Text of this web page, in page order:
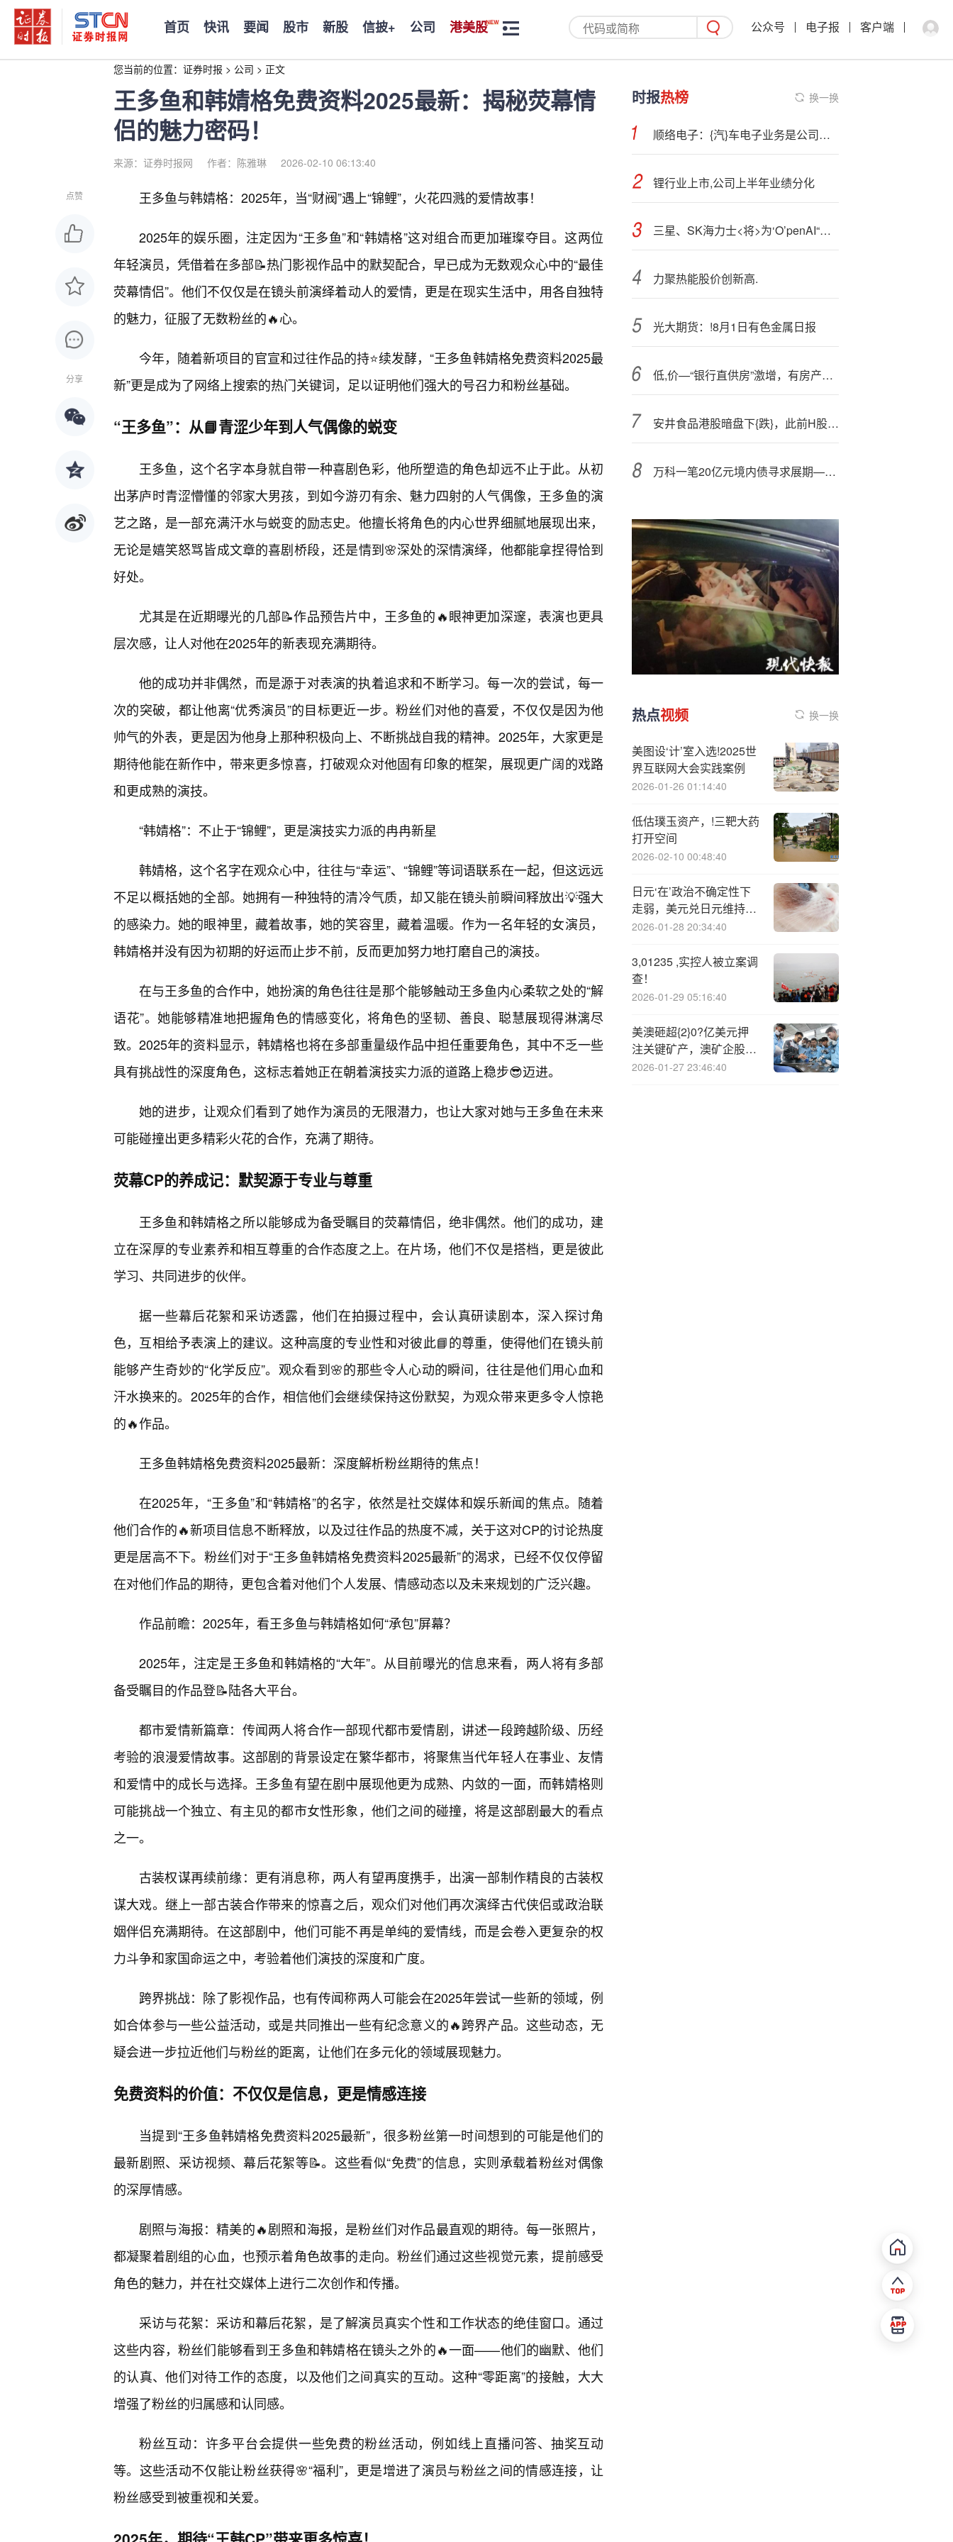
首页 快讯 要闻 股市 新股 信披+ 公司 港美股 公众号 电子报 客户端
您当前的位置： 证券时报 > 公司 > 正文
王多鱼和韩婧格免费资料2025最新：揭秘荧幕情
侣的魅力密码！
来源：证券时报网 作者：陈雅琳 2026-02-10 06:13:40
点赞
分享
王多鱼与韩婧格：2025年，当“财阀”遇上“锦鲤”，火花四溅的爱情故事！
2025年的娱乐圈，注定因为“王多鱼”和“韩婧格”这对组合而更加璀璨夺目。这两位
年轻演员，凭借着在多部📝热门影视作品中的默契配合，早已成为无数观众心中的“最佳
荧幕情侣”。他们不仅仅是在镜头前演绎着动人的爱情，更是在现实生活中，用各自独特
的魅力，征服了无数粉丝的🔥心。
今年，随着新项目的官宣和过往作品的持⭐续发酵，“王多鱼韩婧格免费资料2025最
新”更是成为了网络上搜索的热门关键词，足以证明他们强大的号召力和粉丝基础。
“王多鱼”：从📘青涩少年到人气偶像的蜕变
王多鱼，这个名字本身就自带一种喜剧色彩，他所塑造的角色却远不止于此。从初
出茅庐时青涩懵懂的邻家大男孩，到如今游刃有余、魅力四射的人气偶像，王多鱼的演
艺之路，是一部充满汗水与蜕变的励志史。他擅长将角色的内心世界细腻地展现出来，
无论是嬉笑怒骂皆成文章的喜剧桥段，还是情到🌸深处的深情演绎，他都能拿捏得恰到
好处。
尤其是在近期曝光的几部📝作品预告片中，王多鱼的🔥眼神更加深邃，表演也更具
层次感，让人对他在2025年的新表现充满期待。
他的成功并非偶然，而是源于对表演的执着追求和不断学习。每一次的尝试，每一
次的突破，都让他离“优秀演员”的目标更近一步。粉丝们对他的喜爱，不仅仅是因为他
帅气的外表，更是因为他身上那种积极向上、不断挑战自我的精神。2025年，大家更是
期待他能在新作中，带来更多惊喜，打破观众对他固有印象的框架，展现更广阔的戏路
和更成熟的演技。
“韩婧格”：不止于“锦鲤”，更是演技实力派的冉冉新星
韩婧格，这个名字在观众心中，往往与“幸运”、“锦鲤”等词语联系在一起，但这远远
不足以概括她的全部。她拥有一种独特的清冷气质，却又能在镜头前瞬间释放出💡强大
的感染力。她的眼神里，藏着故事，她的笑容里，藏着温暖。作为一名年轻的女演员，
韩婧格并没有因为初期的好运而止步不前，反而更加努力地打磨自己的演技。
在与王多鱼的合作中，她扮演的角色往往是那个能够触动王多鱼内心柔软之处的“解
语花”。她能够精准地把握角色的情感变化，将角色的坚韧、善良、聪慧展现得淋漓尽
致。2025年的资料显示，韩婧格也将在多部重量级作品中担任重要角色，其中不乏一些
具有挑战性的深度角色，这标志着她正在朝着演技实力派的道路上稳步😎迈进。
她的进步，让观众们看到了她作为演员的无限潜力，也让大家对她与王多鱼在未来
可能碰撞出更多精彩火花的合作，充满了期待。
荧幕CP的养成记：默契源于专业与尊重
王多鱼和韩婧格之所以能够成为备受瞩目的荧幕情侣，绝非偶然。他们的成功，建
立在深厚的专业素养和相互尊重的合作态度之上。在片场，他们不仅是搭档，更是彼此
学习、共同进步的伙伴。
据一些幕后花絮和采访透露，他们在拍摄过程中，会认真研读剧本，深入探讨角
色，互相给予表演上的建议。这种高度的专业性和对彼此📘的尊重，使得他们在镜头前
能够产生奇妙的“化学反应”。观众看到🌸的那些令人心动的瞬间，往往是他们用心血和
汗水换来的。2025年的合作，相信他们会继续保持这份默契，为观众带来更多令人惊艳
的🔥作品。
王多鱼韩婧格免费资料2025最新：深度解析粉丝期待的焦点！
在2025年，“王多鱼”和“韩婧格”的名字，依然是社交媒体和娱乐新闻的焦点。随着
他们合作的🔥新项目信息不断释放，以及过往作品的热度不减，关于这对CP的讨论热度
更是居高不下。粉丝们对于“王多鱼韩婧格免费资料2025最新”的渴求，已经不仅仅停留
在对他们作品的期待，更包含着对他们个人发展、情感动态以及未来规划的广泛兴趣。
作品前瞻：2025年，看王多鱼与韩婧格如何“承包”屏幕？
2025年，注定是王多鱼和韩婧格的“大年”。从目前曝光的信息来看，两人将有多部
备受瞩目的作品登📝陆各大平台。
都市爱情新篇章：传闻两人将合作一部现代都市爱情剧，讲述一段跨越阶级、历经
考验的浪漫爱情故事。这部剧的背景设定在繁华都市，将聚焦当代年轻人在事业、友情
和爱情中的成长与选择。王多鱼有望在剧中展现他更为成熟、内敛的一面，而韩婧格则
可能挑战一个独立、有主见的都市女性形象，他们之间的碰撞，将是这部剧最大的看点
之一。
古装权谋再续前缘：更有消息称，两人有望再度携手，出演一部制作精良的古装权
谋大戏。继上一部古装合作带来的惊喜之后，观众们对他们再次演绎古代侠侣或政治联
姻伴侣充满期待。在这部剧中，他们可能不再是单纯的爱情线，而是会卷入更复杂的权
力斗争和家国命运之中，考验着他们演技的深度和广度。
跨界挑战：除了影视作品，也有传闻称两人可能会在2025年尝试一些新的领域，例
如合体参与一些公益活动，或是共同推出一些有纪念意义的🔥跨界产品。这些动态，无
疑会进一步拉近他们与粉丝的距离，让他们在多元化的领域展现魅力。
免费资料的价值：不仅仅是信息，更是情感连接
当提到“王多鱼韩婧格免费资料2025最新”，很多粉丝第一时间想到的可能是他们的
最新剧照、采访视频、幕后花絮等📝。这些看似“免费”的信息，实则承载着粉丝对偶像
的深厚情感。
剧照与海报：精美的🔥剧照和海报，是粉丝们对作品最直观的期待。每一张照片，
都凝聚着剧组的心血，也预示着角色故事的走向。粉丝们通过这些视觉元素，提前感受
角色的魅力，并在社交媒体上进行二次创作和传播。
采访与花絮：采访和幕后花絮，是了解演员真实个性和工作状态的绝佳窗口。通过
这些内容，粉丝们能够看到王多鱼和韩婧格在镜头之外的🔥一面——他们的幽默、他们
的认真、他们对待工作的态度，以及他们之间真实的互动。这种“零距离”的接触，大大
增强了粉丝的归属感和认同感。
粉丝互动：许多平台会提供一些免费的粉丝活动，例如线上直播问答、抽奖互动
等。这些活动不仅能让粉丝获得🌸“福利”，更是增进了演员与粉丝之间的情感连接，让
粉丝感受到被重视和关爱。
时报热榜 换一换
顺络电子：{汽}车电子业务是公司战略发展的重要业务领域之一
锂行业上市,公司上半年业绩分化
三星、SK海力士<将>为‘O’penAI“星际之门”项目提供存储芯片
力聚热能股价创新高.
光大期货：!8月1日有色金属日报
低,价—“银行直供房”激增，有房产价格低于市价25%
安井食品港股暗盘下{跌}，此前H股定价较A股折价30%，业绩增长瓶颈凸显董高监薪酬上涨，明天是否会破发？
万科一笔20亿元境内债寻求展期—，,将于12月召开持有人会议
热点视频 换一换
美图设‘计’室入选!2025世
界互联网大会实践案例
2026-01-26 01:14:40
低估璞玉资产，!三靶大药
打开空间
2026-02-10 00:48:40
日元‘在’政治不确定性下
走弱，美元兑日元维持反
弹但受制于200日均线
2026-01-28 20:34:40
3,01235 ,实控人被立案调
查！
2026-01-29 05:16:40
美澳砸超{2}0?亿美元押
注关键矿产，澳矿企股价
应声上涨
2026-01-27 23:46:40